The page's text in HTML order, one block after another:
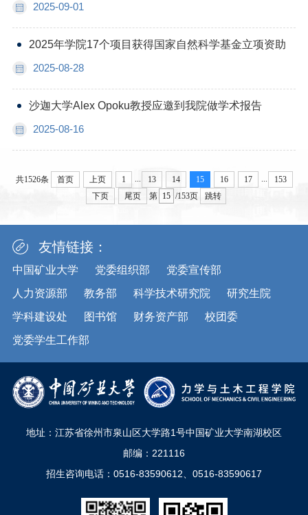
2025-09-01
2025年学院17个项目获得国家自然科学基金立项资助
2025-08-28
沙迦大学Alex Opoku教授应邀到我院做学术报告
2025-08-16
共1526条 首页 上页 1 ... 13 14 15 16 17 ...
153
下页
尾页 第 /153页 跳转
友情链接：
中国矿业大学 党委组织部
党委宣传部
人力资源部
教务部 科学技术研究院
研究生院
学科建设处
图书馆 财务资产部
校团委
党委学生工作部
地址：江苏省徐州市泉山区大学路1号中国矿业大学南湖校区
邮编：221116
招生咨询电话：0516-83590612、0516-83590617